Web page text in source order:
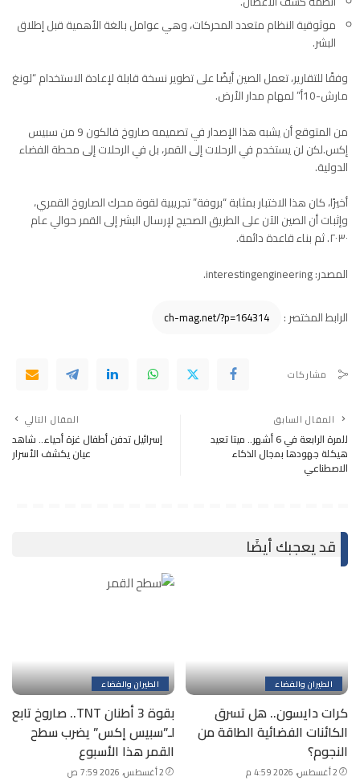
موثوقية النظام متعدد المحركات، وهي عوامل بالغة الأهمية قبل إطلاق
البشر.
وفقًا للتقارير، تعمل الصين أيضًا على تطوير نسخة قابلة لإعادة الاستخدام “لونغ
مارش-10أ” لمهام مدار الأرض.
من المتوقع أن يشبه هذا الإصدار في تصميمه صاروخ فالكون 9 من
سبيس
إكس.لكن لن يستخدم في الرحلات إلى القمر، بل في الرحلات إلىمحطة الفضاء
الدولية.
أخيرًا، كان هذا الاختبار بمثابة “بروفة” تجريبية لقوة محرك الصاروخ القمري،
وإثبات أن الصين الآن على الطريق الصحيح لإرسال البشر إلى القمر حوالي عام
٢٠٣٠. ثم بناء قاعدة دائمة.
المصدر: interestingengineering.
الرابط المختصر :
مشاركات
المقال السابق
للمرة الرابعة في 6 أشهر.. ميتا تعيد
هيكلة جهودها بمجال الذكاء
الاصطناعي
المقال التالي
إسرائيل تدفن أطفال غزة أحياء.. شاهد
عيان يكشف الأسرار
قد يعجبك أيضًا
الطيران والفضاء
كرات دايسون.. هل تسرق
الكائنات الفضائية الطاقة من
النجوم؟
2 أغسطس، 2026 4:59 م
الطيران والفضاء
بقوة 3 أطنان TNT.. صاروخ تابع
لـ”سبيس إكس” يضرب سطح
القمر هذا الأسبوع
2 أغسطس، 2026 7:59 ص